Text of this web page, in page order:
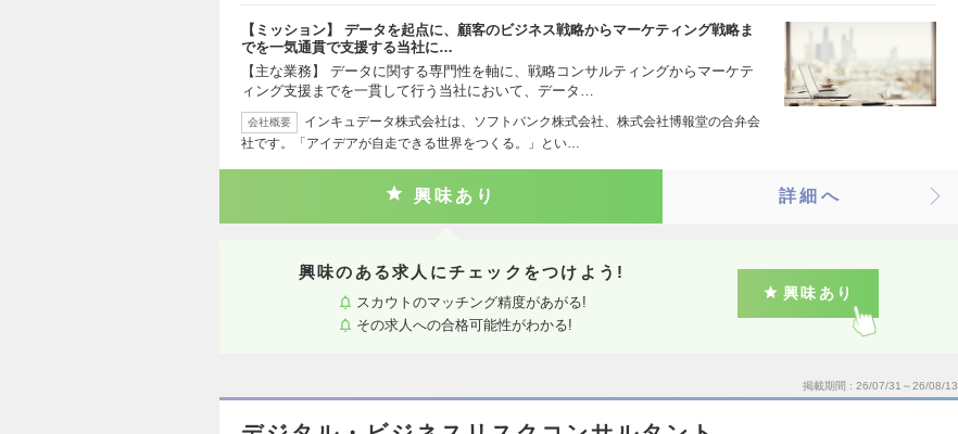
【ミッション】 データを起点に、顧客のビジネス戦略からマーケティング戦略ま
でを一気通貫で支援する当社に…
【主な業務】 データに関する専門性を軸に、戦略コンサルティングからマーケテ
ィング支援までを一貫して行う当社において、データ…
会社概要
インキュデータ株式会社は、ソフトバンク株式会社、株式会社博報堂の合弁会
社です。「アイデアが自走できる世界をつくる。」とい…
興味あり 詳細へ
興味のある求人にチェックをつけよう!
スカウトのマッチング精度があがる!
その求人への合格可能性がわかる!
興味あり
掲載期間 26/07/31～26/08/13